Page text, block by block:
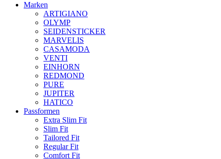
Marken
ARTIGIANO
OLYMP
SEIDENSTICKER
MARVELIS
CASAMODA
VENTI
EINHORN
REDMOND
PURE
JUPITER
HATICO
Passformen
Extra Slim Fit
Slim Fit
Tailored Fit
Regular Fit
Comfort Fit